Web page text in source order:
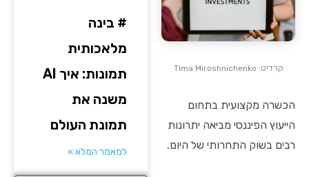
קרדיט: Tima Miroshnichenko
הכשרה מקצועית בתחום
הייעוץ הפיננסי מביאה יתרונות
רבים בשוק התחרותי של היום.
# בינה
מלאכותית
תמונות: איך AI
משנה את
תמונת העולם
למאמר המלא »